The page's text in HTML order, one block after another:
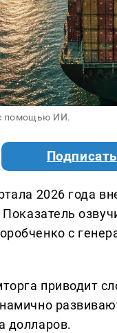
помощью ИИ.
2026 года
с
приводит
долларов.